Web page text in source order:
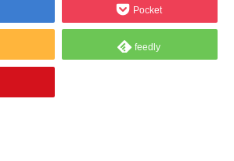
Pocket
feedly